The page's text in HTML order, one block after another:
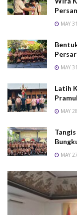
MAY
MAY
Latih
MAY
MAY